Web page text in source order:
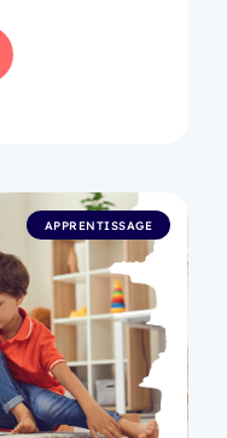
APPRENTISSAGE